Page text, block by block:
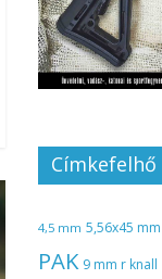
Címkefelhő
4,5 mm 5,56x45 mm
PAK 9 mm r knall